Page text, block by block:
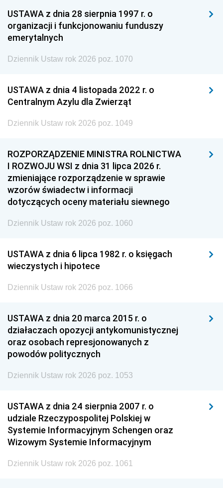
USTAWA z dnia 28 sierpnia 1997 r. o
organizacji i funkcjonowaniu funduszy
emerytalnych
Dziennik Ustaw rok 2026 poz. 1070
USTAWA z dnia 4 listopada 2022 r. o
Centralnym Azylu dla Zwierząt
Dziennik Ustaw rok 2026 poz. 1049
ROZPORZĄDZENIE MINISTRA ROLNICTWA
I ROZWOJU WSI z dnia 31 lipca 2026 r.
zmieniające rozporządzenie w sprawie
wzorów świadectw i informacji
dotyczących oceny materiału siewnego
Dziennik Ustaw rok 2026 poz. 1060
USTAWA z dnia 6 lipca 1982 r. o księgach
wieczystych i hipotece
Dziennik Ustaw rok 2026 poz. 1066
USTAWA z dnia 20 marca 2015 r. o
działaczach opozycji antykomunistycznej
oraz osobach represjonowanych z
powodów politycznych
Dziennik Ustaw rok 2026 poz. 1053
USTAWA z dnia 24 sierpnia 2007 r. o
udziale Rzeczypospolitej Polskiej w
Systemie Informacyjnym Schengen oraz
Wizowym Systemie Informacyjnym
Dziennik Ustaw rok 2026 poz. 1061